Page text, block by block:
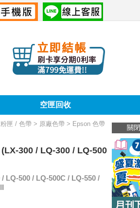
關閉
空匣回收
匣 / 色帶 > 原廠色帶 > Epson 色帶
300 / LQ-300 / LQ-500
LQ-500 / LQ-500C / LQ-550 /